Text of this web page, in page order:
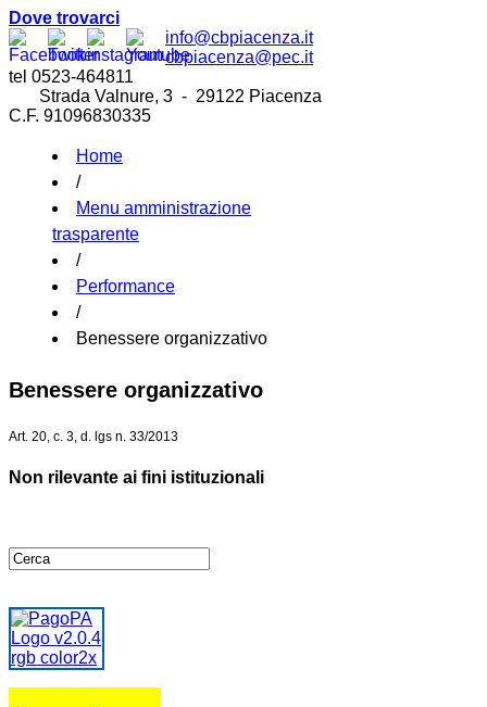
Dove trovarci
info@cbpiacenza.it
cbpiacenza@pec.it
tel 0523-464811
Strada Valnure, 3 - 29122 Piacenza
C.F. 91096830335
Home
/
Menu amministrazione
trasparente
/
Performance
/
Benessere organizzativo
Benessere organizzativo
Art. 20, c. 3, d. lgs n. 33/2013
Non rilevante ai fini istituzionali